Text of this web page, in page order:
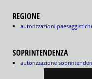
REGIONE
autorizzazioni
SOPRINTENDENZA
autorizzazione